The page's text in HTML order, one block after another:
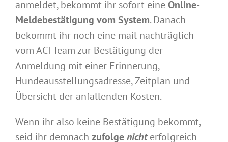
anmeldet, bekommt ihr sofort eine Online-
Meldebestätigung vom System. Danach
bekommt ihr noch eine mail nachträglich
vom ACI Team zur Bestätigung der
Anmeldung mit einer Erinnerung,
Hundeausstellungsadresse, Zeitplan und
Übersicht der anfallenden Kosten.
Wenn ihr also keine Bestätigung bekommt,
seid ihr demnach zufolgenicht erfolgreich